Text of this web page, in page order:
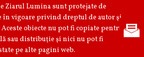
Ziarul Lumina sunt protejate de
vigoare privind dreptul de autor şi
obiecte nu pot fi copiate pentru
sau distribuţie şi nici nu pot fi
pe alte pagini web.